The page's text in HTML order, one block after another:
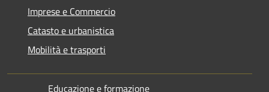
Imprese e Commercio
Catasto e urbanistica
Mobilità e trasporti
Educazione e formazione